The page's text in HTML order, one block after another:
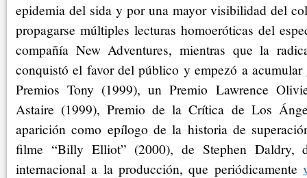
epidemia del sida y por una mayor visibilidad del
propagarse múltiples lecturas homoeróticas del
compañía New Adventures, mientras que la
conquistó el favor del público y empezó a acumular
Premios Tony (1999), un Premio Lawrence
Astaire (1999), Premio de la Crítica de Los
aparición como epílogo de la historia de
filme “Billy Elliot” (2000), de Stephen Daldry,
internacional a la producción, que periódicamente